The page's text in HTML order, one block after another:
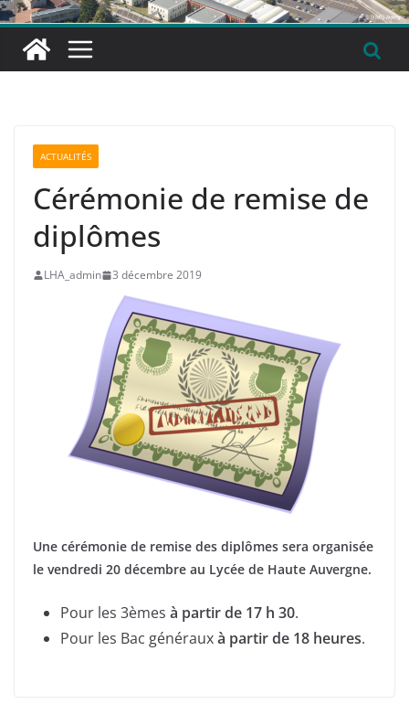
ACTUALITÉS
Cérémonie de remise de
diplômes
LHA_admin 3 décembre 2019
Une cérémonie de remise des diplômes sera organisée
le vendredi 20 décembre au Lycée de Haute Auvergne.
Pour les 3èmes à partir de 17 h 30.
Pour les Bac générauxà partir de 18 heures.